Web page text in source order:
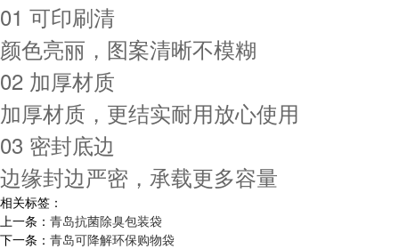
01 可印刷清
颜色亮丽，图案清晰不模糊
02 加厚材质
加厚材质，更结实耐用放心使用
03 密封底边
边缘封边严密，承载更多容量
相关标签：
上一条： 青岛抗菌除臭包装袋
下一条： 青岛可降解环保购物袋